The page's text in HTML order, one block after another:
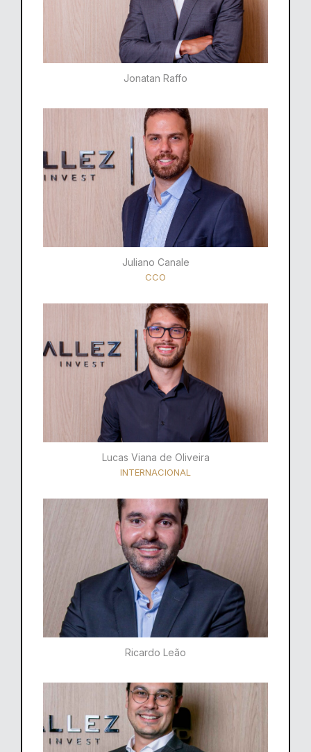
Jonatan Raffo
Juliano Canale
CCO
Lucas Viana de Oliveira
INTERNACIONAL
Ricardo Leão​